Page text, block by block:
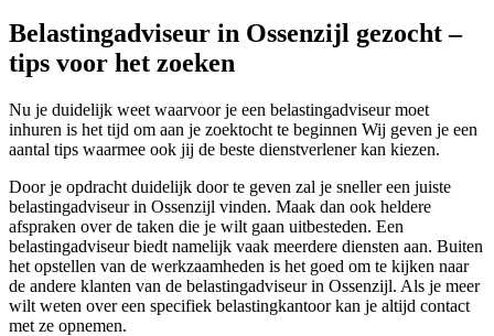
Belastingadviseur in Ossenzijl gezocht –
tips voor het zoeken
Nu je duidelijk weet waarvoor je een belastingadviseur moet
inhuren is het tijd om aan je zoektocht te beginnen Wij geven je een
aantal tips waarmee ook jij de beste dienstverlener kan kiezen.
Door je opdracht duidelijk door te geven zal je sneller een juiste
belastingadviseur in Ossenzijl vinden. Maak dan ook heldere
afspraken over de taken die je wilt gaan uitbesteden. Een
belastingadviseur biedt namelijk vaak meerdere diensten aan. Buiten
het opstellen van de werkzaamheden is het goed om te kijken naar
de andere klanten van de belastingadviseur in Ossenzijl. Als je meer
wilt weten over een specifiek belastingkantoor kan je altijd contact
met ze opnemen.